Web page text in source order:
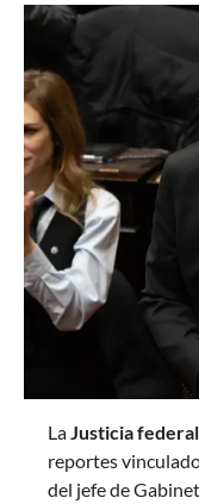
LaJusticia federal
reportes
del jefe de